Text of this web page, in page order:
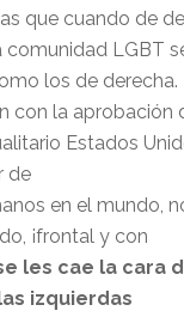
que cuando de
comunidad LGBT
los de derecha.
con la aprobación
Estados
de
en el mundo,
¡frontal y con
les cae la cara
izquierdas